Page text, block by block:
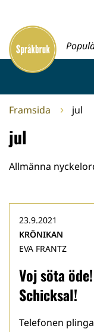
innehållet
Framsida
Framsida jul
jul
Allmänna
Voj söta
Schicksal!
23.9.2021
KRÖNIKAN
EVA FRANTZ
Telefonen